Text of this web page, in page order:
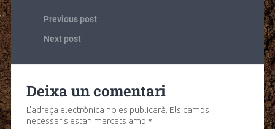
Previous post
Next post
Deixa un comentari
L'adreça electrònica no es publicarà. Els camps
necessaris estan marcats amb *